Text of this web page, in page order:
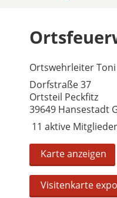
Ortswehrleiter
Dorfstraße 37
Ortsteil Peckfitz
39649 Hansestadt
11 aktive Mitglieder
Karte anzeigen
Visitenkarte